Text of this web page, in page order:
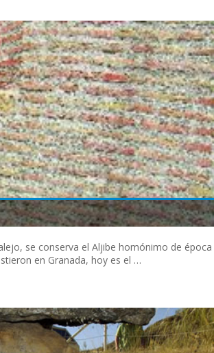
se conserva el Aljibe homónimo de época
en Granada, hoy es el …